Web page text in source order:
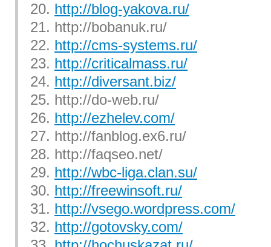
20. http://blog-yakova.ru/
21. http://bobanuk.ru/
22. http://cms-systems.ru/
23. http://criticalmass.ru/
24. http://diversant.biz/
25. http://do-web.ru/
26. http://ezhelev.com/
27. http://fanblog.ex6.ru/
28. http://faqseo.net/
29. http://wbc-liga.clan.su/
30. http://freewinsoft.ru/
31. http://vsego.wordpress.com/
32. http://gotovsky.com/